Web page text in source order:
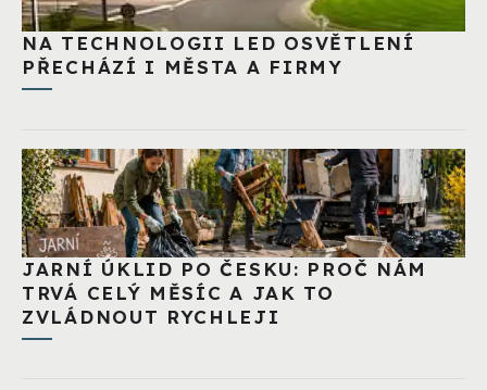
NA TECHNOLOGII LED OSVĚTLENÍ
PŘECHÁZÍ I MĚSTA A FIRMY
JARNÍ ÚKLID PO ČESKU: PROČ NÁM
TRVÁ CELÝ MĚSÍC A JAK TO
ZVLÁDNOUT RYCHLEJI